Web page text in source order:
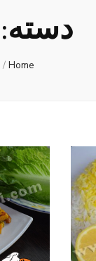
دسته:
Home
/